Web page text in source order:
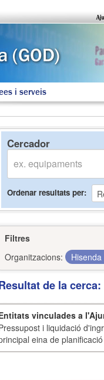
i serveis
Cercador
Ordenar resultats per
Filtres
Organitzacions:
Hisenda
de la
vinculades a
i liquidació
eina de